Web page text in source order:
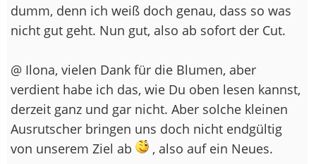
dumm, denn ich weiß doch genau, dass so was
nicht gut geht. Nun gut, also ab sofort der Cut.
@ Ilona, vielen Dank für die Blumen, aber
verdient habe ich das, wie Du oben lesen kannst,
derzeit ganz und gar nicht. Aber solche kleinen
Ausrutscher bringen uns doch nicht endgültig
von unserem Ziel ab
, also auf ein Neues.